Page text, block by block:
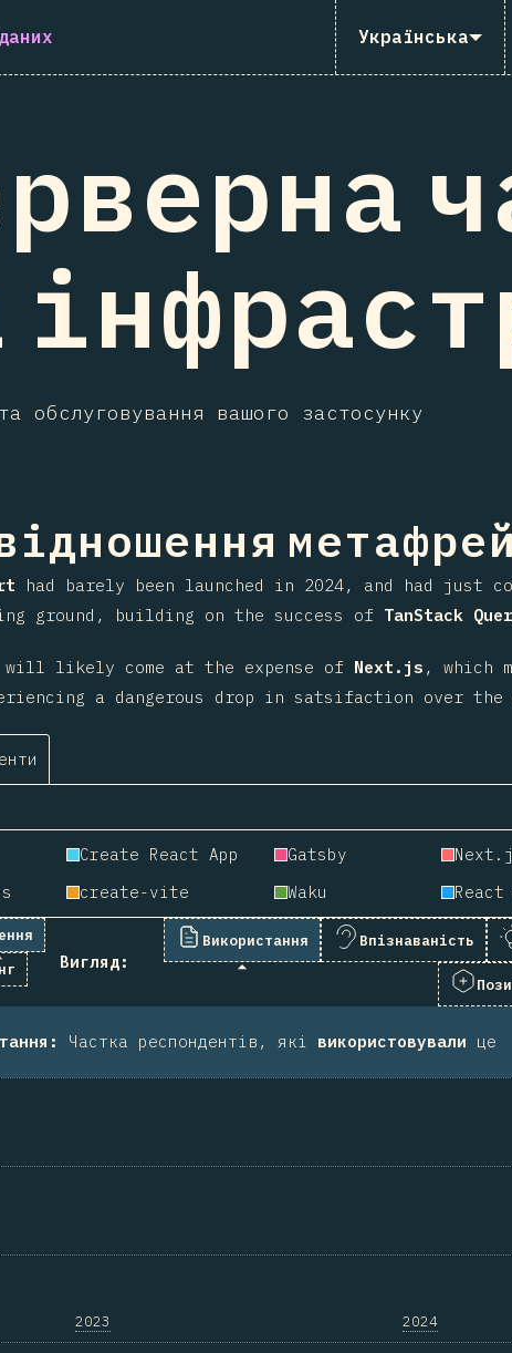
Українська
обслуговування вашого застосунку
на секцію
had barely been launched in 2024, and had just
ground, building on the success of TanStack
will likely come at the expense of Next.js , which
a dangerous drop in satsifaction over the
Create React App Gatsby
create-vite Waku React
Вигляд:
Використання Впізнаваність
: Частка респондентів, які використовували це
2023 2024